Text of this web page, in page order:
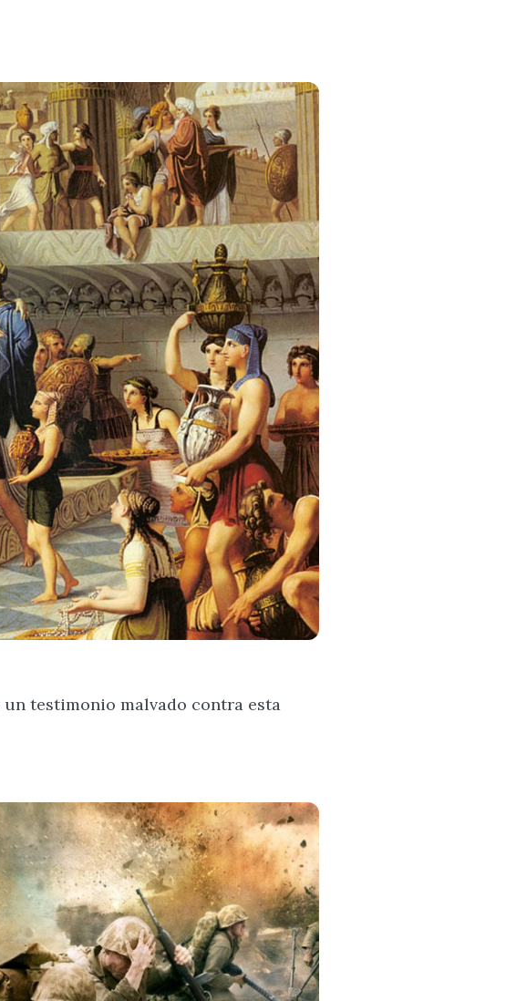
testimonio malvado contra esta